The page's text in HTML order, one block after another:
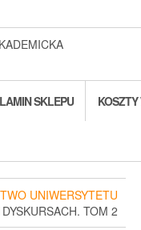
SKLEPU
UNIWERSYTETU
TOM 2